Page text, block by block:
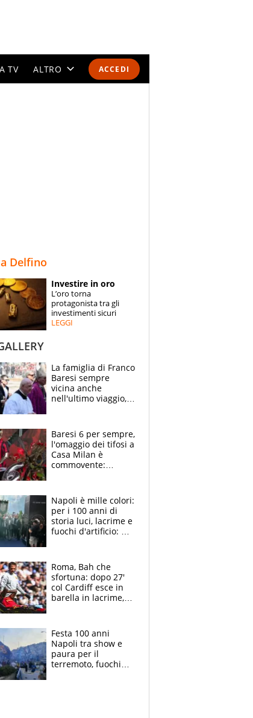
ACCEDI
TV ALTRO
SPECIALI
ESPERTI
Delfino
Investire in oro
L’oro torna
protagonista tra gli
investimenti sicuri
LEGGI
La famiglia di Franco
Baresi sempre
vicina anche
nell'ultimo viaggio,
circondati
dall'affetto dei tifosi
Baresi 6 per sempre,
l'omaggio dei tifosi a
Casa Milan è
commovente:
bigliettini
Napoli è mille colori:
per i 100 anni di
storia luci, lacrime e
fuochi d'artificio: De
Roma, Bah che
sfortuna: dopo 27'
col Cardiff esce in
barella in lacrime,
prendono 3 gol in
45'
Festa 100 anni
Napoli tra show e
paura per il
terremoto, fuochi